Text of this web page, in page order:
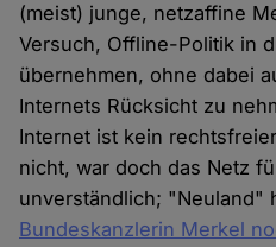
(meist) junge, netzaffine
Versuch, Offline-Politik in
übernehmen, ohne dabei
Internets Rücksicht zu
Internet ist kein
nicht, war doch das Netz
unverständlich; "Neuland"
Bundeskanzlerin Merkel